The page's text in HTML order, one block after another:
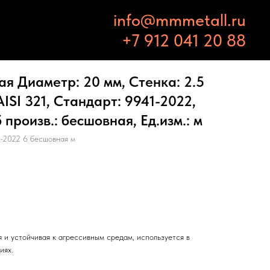
info@mmmetall.ru
+7 912 041 20 88
Диаметр: 20 мм, Стенка: 2.5
321, Стандарт: 9941-2022,
бесшовная, Ед.изм.: м
6 бесшовная м
устойчивая к агрессивным средам, используется в